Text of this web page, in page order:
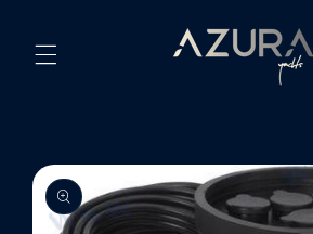
al contenido
directamente
a la
información
del producto